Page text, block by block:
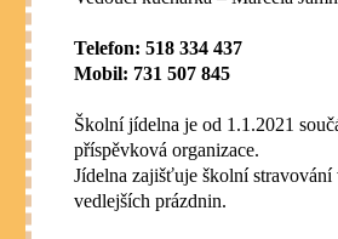
Telefon: 518 334 437
Mobil: 731 507 845
Školní jídelna je od 1.1.2021
příspěvková organizace.
Jídelna zajišťuje školní
vedlejších prázdnin.